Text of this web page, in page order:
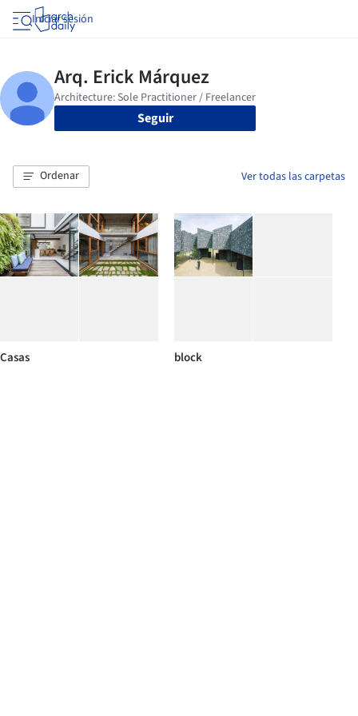
Iniciar sesión
Seguir
Ordenar Ver todas las carpetas
Casas block